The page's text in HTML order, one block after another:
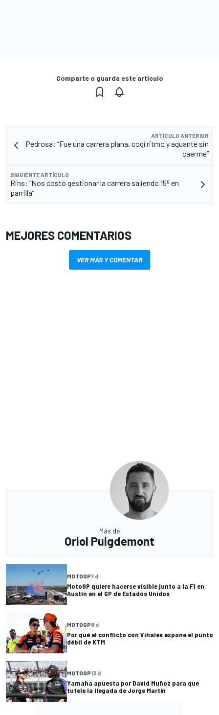
Comparte o guarda este artículo
ARTÍCULO ANTERIOR
Pedrosa: “Fue una carrera plana, cogí ritmo y aguante sin
caerme”
SIGUIENTE ARTÍCULO
Rins: “Nos costó gestionar la carrera saliendo 15º en
parrilla”
MEJORES COMENTARIOS
VER MÁS Y COMENTAR
Más de
Oriol Puigdemont
MOTOGP7 d
MotoGP quiere hacerse visible junto a la F1 en
Austin en el GP de Estados Unidos
MOTOGP8 d
Por qué el conflicto con Viñales expone el punto
débil de KTM
MOTOGP13 d
Yamaha apuesta por David Muñoz para que
tutele la llegada de Jorge Martín